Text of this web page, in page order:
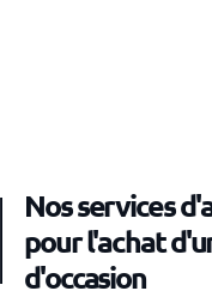
Nos services
pour l'achat
d'occasion